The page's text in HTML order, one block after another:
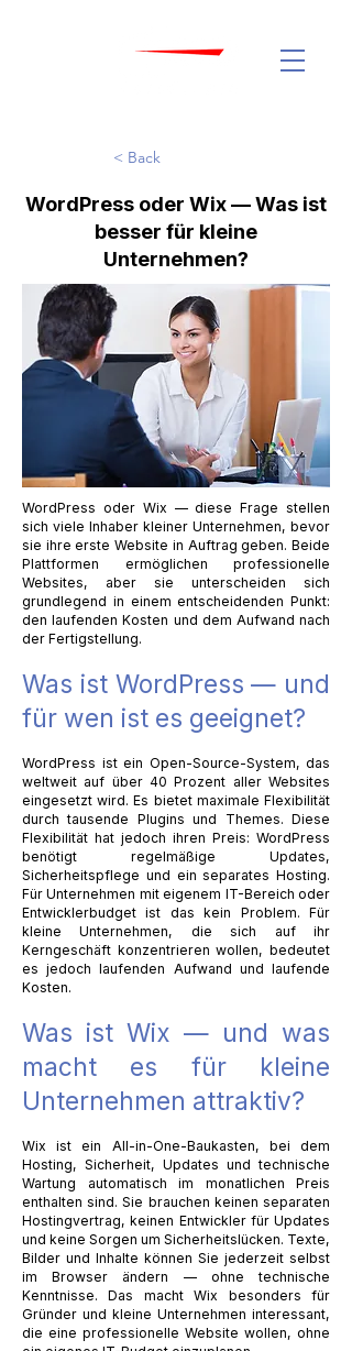
< Back
WordPress oder Wix — Was ist
besser für kleine
Unternehmen?
WordPress oder Wix — diese Frage stellen
sich viele Inhaber kleiner Unternehmen, bevor
sie ihre erste Website in Auftrag geben. Beide
Plattformen ermöglichen professionelle
Websites, aber sie unterscheiden sich
grundlegend in einem entscheidenden Punkt:
den laufenden Kosten und dem Aufwand nach
der Fertigstellung.
Was ist WordPress — und
für wen ist es geeignet?
WordPress ist ein Open-Source-System, das
weltweit auf über 40 Prozent aller Websites
eingesetzt wird. Es bietet maximale Flexibilität
durch tausende Plugins und Themes. Diese
Flexibilität hat jedoch ihren Preis: WordPress
benötigt regelmäßige Updates,
Sicherheitspflege und ein separates Hosting.
Für Unternehmen mit eigenem IT-Bereich oder
Entwicklerbudget ist das kein Problem. Für
kleine Unternehmen, die sich auf ihr
Kerngeschäft konzentrieren wollen, bedeutet
es jedoch laufenden Aufwand und laufende
Kosten.
Was ist Wix — und was
macht es für kleine
Unternehmen attraktiv?
Wix ist ein All-in-One-Baukasten, bei dem
Hosting, Sicherheit, Updates und technische
Wartung automatisch im monatlichen Preis
enthalten sind. Sie brauchen keinen separaten
Hostingvertrag, keinen Entwickler für Updates
und keine Sorgen um Sicherheitslücken. Texte,
Bilder und Inhalte können Sie jederzeit selbst
im Browser ändern — ohne technische
Kenntnisse. Das macht Wix besonders für
Gründer und kleine Unternehmen interessant,
die eine professionelle Website wollen, ohne